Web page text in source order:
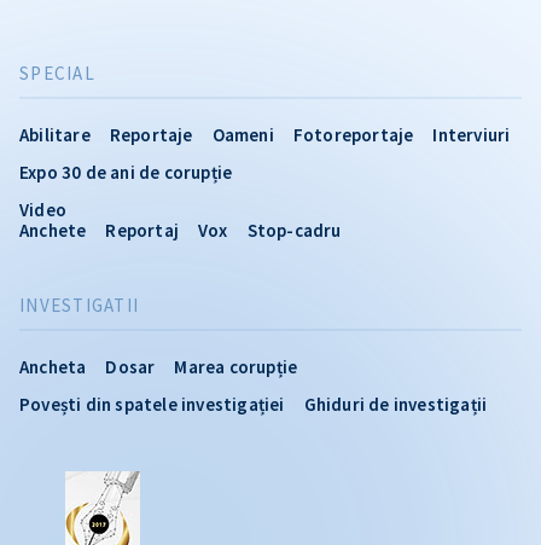
INVESTIGATII
Ancheta Dosar
Marea corupție
Povești din spatele investigației
Ghiduri de investigații
SPECIAL
Abilitare Reportaje Oameni Fotoreportaje
Interviuri
Expo 30 de ani de corupție
Video
Anchete
Reportaj Vox Stop-cadru